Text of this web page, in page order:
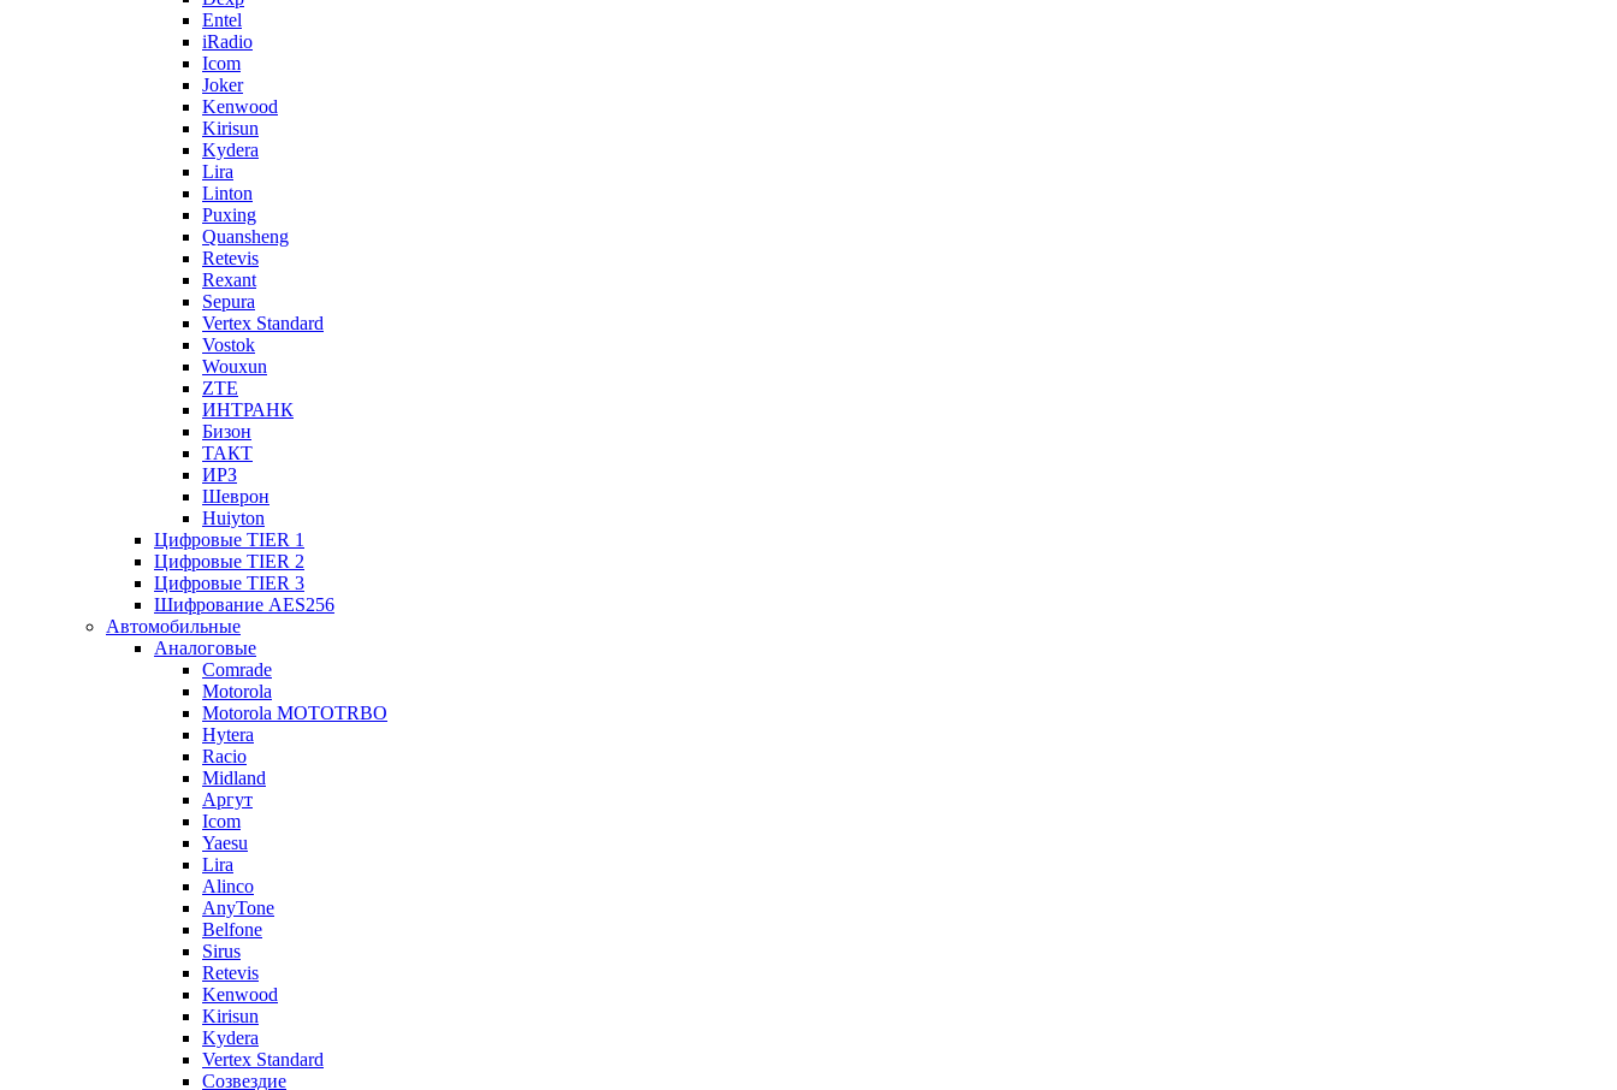
Entel
iRadio
Icom
Joker
Kenwood
Kirisun
Kydera
Lira
Linton
Puxing
Quansheng
Retevis
Rexant
Sepura
Vertex Standard
Vostok
Wouxun
ZTE
ИНТРАНК
Бизон
ТАКТ
ИРЗ
Шеврон
Huiyton
Цифровые TIER 1
Цифровые TIER 2
Цифровые TIER 3
Шифрование AES256
Автомобильные
Аналоговые
Comrade
Motorola
Motorola MOTOTRBO
Hytera
Racio
Midland
Аргут
Icom
Yaesu
Lira
Alinco
AnyTone
Belfone
Sirus
Retevis
Kenwood
Kirisun
Kydera
Vertex Standard
Созвездие